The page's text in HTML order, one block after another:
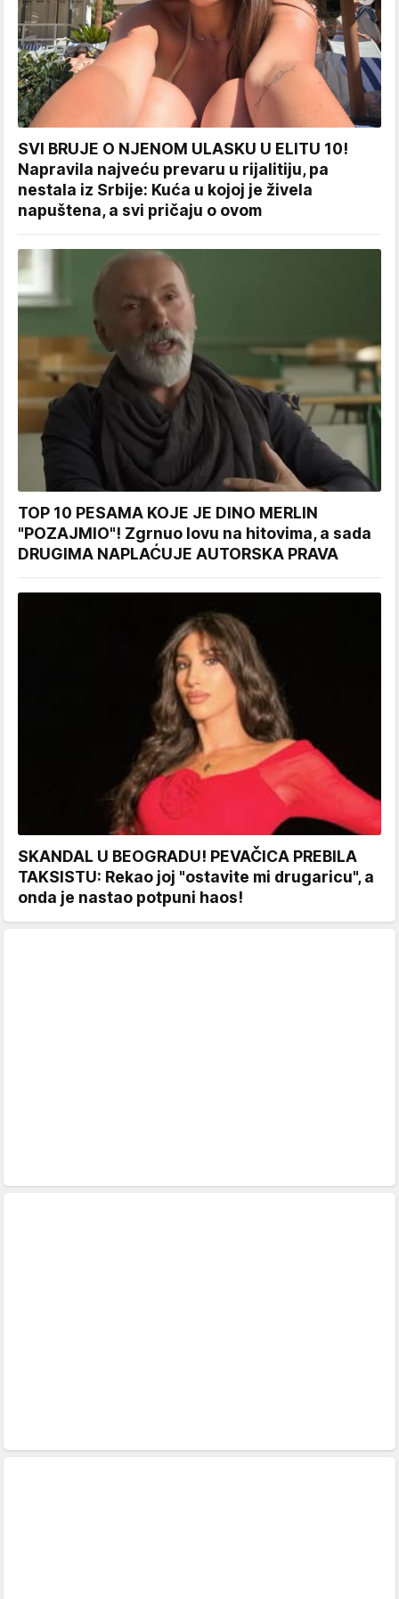
SVI BRUJE O NJENOM ULASKU U ELITU 10!
Napravila najveću prevaru u rijalitiju, pa
nestala iz Srbije: Kuća u kojoj je živela
napuštena, a svi pričaju o ovom
TOP 10 PESAMA KOJE JE DINO MERLIN
"POZAJMIO"! Zgrnuo lovu na hitovima, a sada
DRUGIMA NAPLAĆUJE AUTORSKA PRAVA
SKANDAL U BEOGRADU! PEVAČICA PREBILA
TAKSISTU: Rekao joj "ostavite mi drugaricu", a
onda je nastao potpuni haos!